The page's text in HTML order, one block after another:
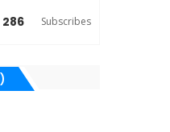
286 Subscribes